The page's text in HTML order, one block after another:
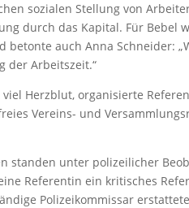
sozialen Stellung von
durch das Kapital. Für Bebel
betonte auch Anna Schneider:
der Arbeitszeit.“
Herzblut, organisierte
Vereins- und
standen unter polizeilicher
Referentin ein kritisches
Polizeikommissar